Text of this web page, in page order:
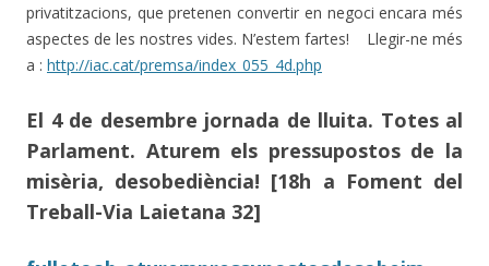
privatitzacions, que pretenen convertir en negoci encara més
aspectes de les nostres vides. N’estem fartes! Llegir-ne més
a : http://iac.cat/premsa/index_055_4d.php
El 4 de desembre jornada de lluita. Totes al
Parlament. Aturem els pressupostos de la
misèria, desobediència! [18h a Foment del
Treball-Via Laietana 32]